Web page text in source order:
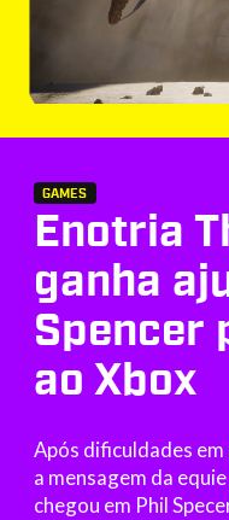
GAMES
Enotria
ganha
Spencer
ao Xbox
Após dificuldades em
a mensagem da
chegou em Phil